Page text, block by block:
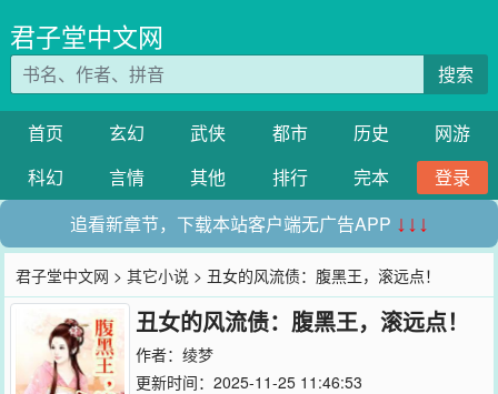
君子堂中文网
搜索
首页 玄幻 武侠 都市 历史
网游
科幻
言情 其他 排行 完本
登录
追看新章节，下载本站客户端无广告APP ↓↓↓
君子堂中文网 >其它小说 > 丑女的风流债：腹黑王，滚远点！
丑女的风流债：腹黑王，滚远点！
作者： 绫梦
更新时间：2025-11-25 11:46:53